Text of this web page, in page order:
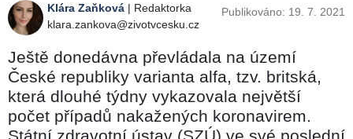
Klára Zaňková | Redaktorka
klara.zankova@zivotvcesku.cz
Publikováno: 19. 7. 2021
Ještě donedávna převládala na území
České republiky varianta alfa, tzv. britská,
která dlouhé týdny vykazovala největší
počet případů nakažených koronavirem.
Státní zdravotní ústav (SZÚ) ve své poslední